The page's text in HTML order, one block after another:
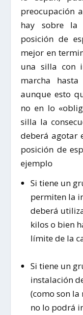
preocupación
hay sobre
posición de
mejor en
una silla con
marcha
aunque esto
no en lo
silla la
deberá agotar
posición de
ejemplo
Si tiene un
permiten la
deberá
kilos o bien
límite de la
Si tiene un
instalación
(como son
no lo podrá